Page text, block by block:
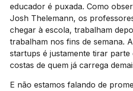
educador é puxada. Como
Josh Thelemann, os
chegar à escola, trabalham
trabalham nos fins de semana.
startups é justamente tirar parte
costas de quem já carrega
E não estamos falando de